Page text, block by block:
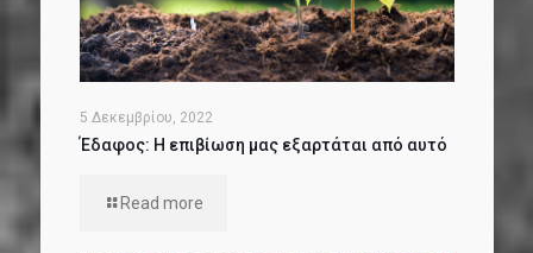
5 Δεκεμβρίου, 2022
Έδαφος: Η επιβίωση μας εξαρτάται από αυτό
Read more